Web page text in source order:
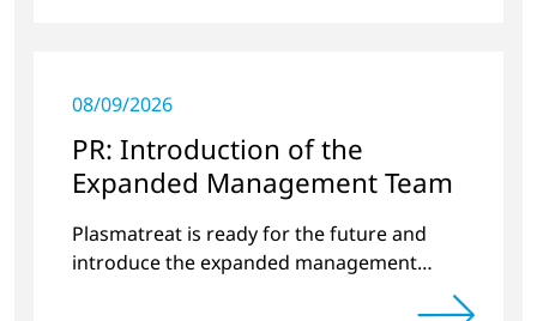
08/09/2026
PR: Introduction of the
Expanded Management Team
Plasmatreat is ready for the future and
introduce the expanded management